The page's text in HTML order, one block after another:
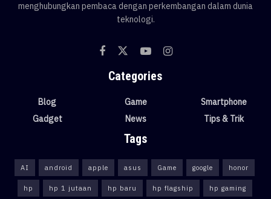
menghubungkan pembaca dengan perkembangan dalam dunia
teknologi.
Categories
Blog
Gadget
Game
News
Smartphone
Tips & Trik
Tags
AI android apple asus Game google honor
hp hp 1 jutaan hp baru hp flagship hp gaming